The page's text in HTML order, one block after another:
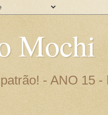
Mochi
- ANO 15